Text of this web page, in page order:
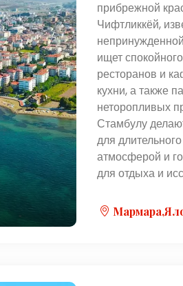
прибрежной
Чифтликкёй,
ищет
ресторанов и
кухни, а также
неторопливых
Стамбулу
для
атмосферой и
для отдыха и